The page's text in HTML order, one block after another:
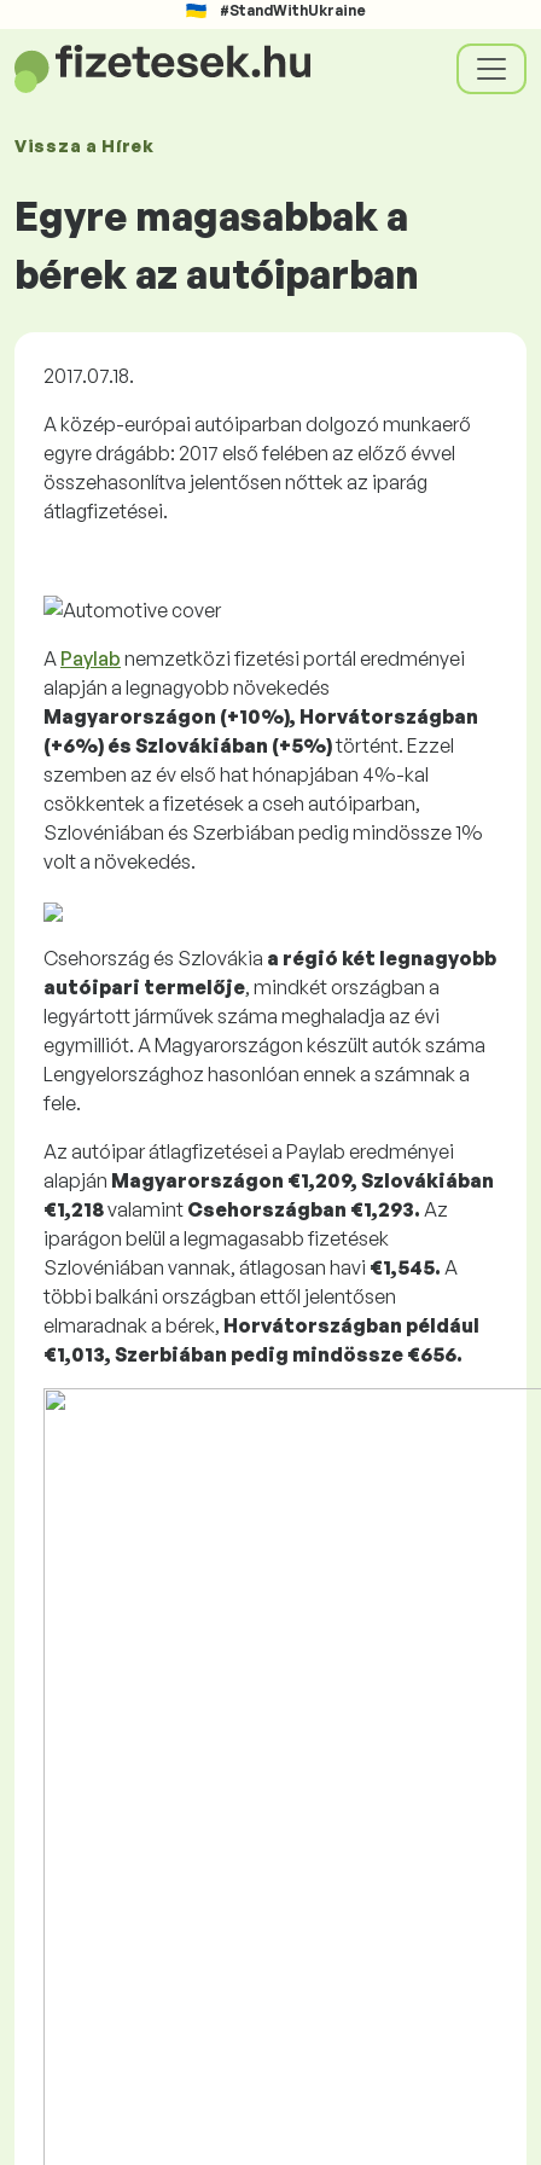
#StandWithUkraine
Vissza a Hírek
Egyre magasabbak a
bérek az autóiparban
2017.07.18.
A közép-európai autóiparban dolgozó munkaerő
egyre drágább: 2017 első felében az előző évvel
összehasonlítva jelentősen nőttek az iparág
átlagfizetései.
A Paylab nemzetközi fizetési portál eredményei
alapján a legnagyobb növekedés
Magyarországon (+10%), Horvátországban
(+6%) és Szlovákiában (+5%)történt. Ezzel
szemben az év első hat hónapjában 4%-kal
csökkentek a fizetések a cseh autóiparban,
Szlovéniában és Szerbiában pedig mindössze 1%
volt a növekedés.
Csehország és Szlovákia a régió két legnagyobb
autóipari termelője, mindkét országban a
legyártott járművek száma meghaladja az évi
egymilliót. A Magyarországon készült autók száma
Lengyelországhoz hasonlóan ennek a számnak a
fele.
Az autóipar átlagfizetései a Paylab eredményei
alapján Magyarországon €1,209, Szlovákiában
€1,218valamint Csehországban €1,293. Az
iparágon belül a legmagasabb fizetések
Szlovéniában vannak, átlagosan havi €1,545. A
többi balkáni országban ettől jelentősen
elmaradnak a bérek, Horvátországban például
€1,013, Szerbiában pedig mindössze €656.